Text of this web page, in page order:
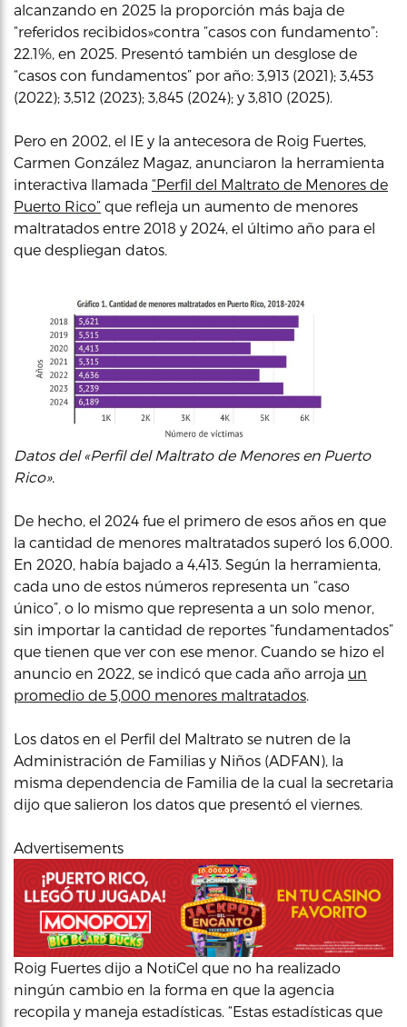
alcanzando en 2025 la proporción más baja de
“referidos recibidos»contra “casos con fundamento”:
22.1%, en 2025. Presentó también un desglose de
“casos con fundamentos” por año: 3,913 (2021); 3,453
(2022); 3,512 (2023); 3,845 (2024); y 3,810 (2025).
Pero en 2002, el IE y la antecesora de Roig Fuertes,
Carmen González Magaz, anunciaron la herramienta
interactiva llamada “Perfil del Maltrato de Menores de
Puerto Rico” que refleja un aumento de menores
maltratados entre 2018 y 2024, el último año para el
que despliegan datos.
Datos del «Perfil del Maltrato de Menores en Puerto
Rico».
De hecho, el 2024 fue el primero de esos años en que
la cantidad de menores maltratados superó los 6,000.
En 2020, había bajado a 4,413. Según la herramienta,
cada uno de estos números representa un “caso
único”, o lo mismo que representa a un solo menor,
sin importar la cantidad de reportes “fundamentados”
que tienen que ver con ese menor. Cuando se hizo el
anuncio en 2022, se indicó que cada año arroja un
promedio de 5,000 menores maltratados.
Los datos en el Perfil del Maltrato se nutren de la
Administración de Familias y Niños (ADFAN), la
misma dependencia de Familia de la cual la secretaria
dijo que salieron los datos que presentó el viernes.
Advertisements
Roig Fuertes dijo a NotiCel que no ha realizado
ningún cambio en la forma en que la agencia
recopila y maneja estadísticas. “Estas estadísticas que